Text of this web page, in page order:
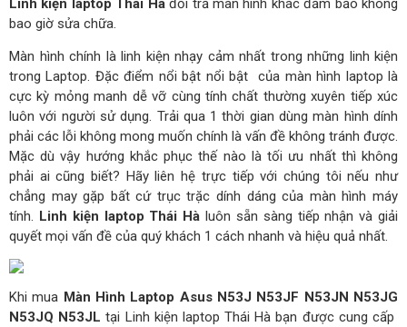
bao giờ sửa chữa.
Màn hình chính là linh kiện nhạy cảm nhất trong những linh kiện
trong Laptop. Đặc điểm nổi bật nổi bật của màn hình laptop là
cực kỳ mỏng manh dễ vỡ cùng tính chất thường xuyên tiếp xúc
luôn với người sử dụng. Trải qua 1 thời gian dùng màn hình dính
phải các lỗi không mong muốn chính là vấn đề không tránh được.
Mặc dù vậy hướng khắc phục thế nào là tối ưu nhất thì không
phải ai cũng biết? Hãy liên hệ trực tiếp với chúng tôi nếu như
chẳng may gặp bất cứ trục trặc dính dáng của màn hình máy
tính. Linh kiện laptop Thái Hà luôn sẵn sàng tiếp nhận và giải
quyết mọi vấn đề của quý khách 1 cách nhanh và hiệu quả nhất.
Khi mua Màn Hình Laptop Asus N53J N53JF N53JN N53JG
N53JQ N53JL tại Linh kiện laptop Thái Hà bạn được cung cấp